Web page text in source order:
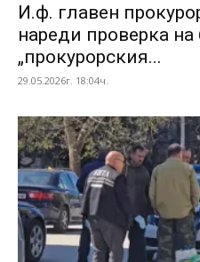
И.ф. главен
нареди проверка
„прокурорския...
29.05.2026г. 18:04ч.